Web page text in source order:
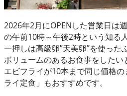
2026年2月にOPENした営業日は
の午前10時～午後2時という知る
一押しは高級卵”天美卵”を使った
ボリュームのあるお食事をしたい
エビフライが10本まで同じ価格
ライ定食」もおすすめです。